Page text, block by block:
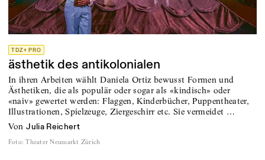
TDZ+ PRO
ästhetik des antikolonialen
In ihren Arbeiten wählt Daniela Ortiz bewusst Formen und
Ästhetiken, die als populär oder sogar als «kindisch» oder
«naiv» gewertet werden: Flaggen, Kinderbücher, Puppentheater,
Illustrationen, Spielzeuge, Ziergeschirr etc. Sie vermeidet …
von Julia Reichert
Foto: Theater Neumarkt Zürich